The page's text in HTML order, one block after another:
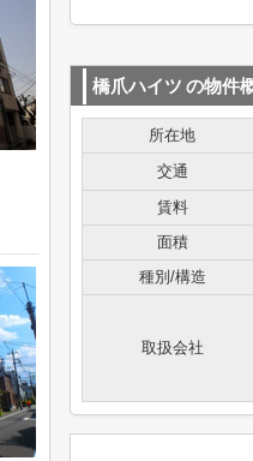
橋爪ハイツ の物件
所在地
交通
賃料
面積
種別/構造
取扱会社